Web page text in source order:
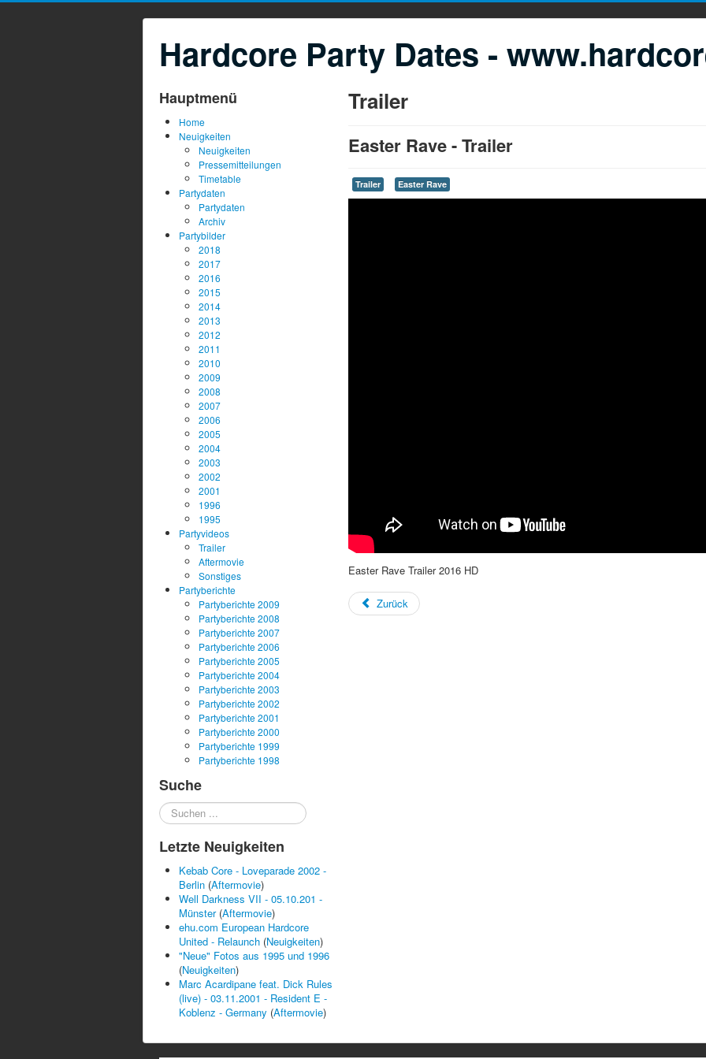
Hardcore Party Dates -
Hauptmenü
Home
Neuigkeiten
Neuigkeiten
Pressemitteilungen
Timetable
Partydaten
Partydaten
Archiv
Partybilder
2018
2017
2016
2015
2014
2013
2012
2011
2010
2009
2008
2007
2006
2005
2004
2003
2002
2001
1996
1995
Partyvideos
Trailer
Aftermovie
Sonstiges
Partyberichte
Partyberichte 2009
Partyberichte 2008
Partyberichte 2007
Partyberichte 2006
Partyberichte 2005
Partyberichte 2004
Partyberichte 2003
Partyberichte 2002
Partyberichte 2001
Partyberichte 2000
Partyberichte 1999
Partyberichte 1998
Suche
Suchen
...
Letzte Neuigkeiten
Kebab Core - Loveparade 2002 -
Berlin (Aftermovie)
Well Darkness VII - 05.10.201 -
Münster (Aftermovie)
ehu.com European Hardcore
United - Relaunch (Neuigkeiten)
"Neue" Fotos aus 1995 und 1996
(Neuigkeiten)
Marc Acardipane feat. Dick Rules
(live) - 03.11.2001 - Resident E -
Koblenz - Germany (Aftermovie)
Trailer
Easter Rave - Trailer
Trailer Easter Rave
Easter Rave Trailer 2016 HD
Zurück